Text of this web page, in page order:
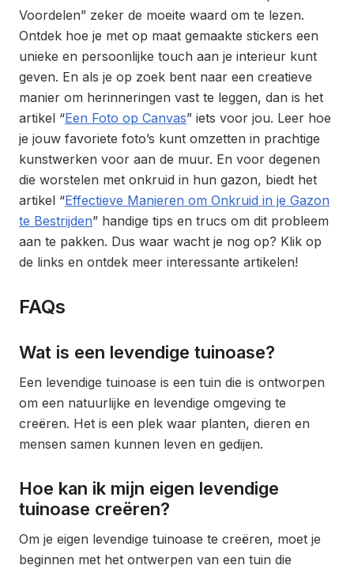
Voordelen” zeker de moeite waard om te lezen.
Ontdek hoe je met op maat gemaakte stickers een
unieke en persoonlijke touch aan je interieur kunt
geven. En als je op zoek bent naar een creatieve
manier om herinneringen vast te leggen, dan is het
artikel “Een Foto op Canvas” iets voor jou. Leer hoe
je jouw favoriete foto’s kunt omzetten in prachtige
kunstwerken voor aan de muur. En voor degenen
die worstelen met onkruid in hun gazon, biedt het
artikel “Effectieve Manieren om Onkruid in je Gazon
te Bestrijden” handige tips en trucs om dit probleem
aan te pakken. Dus waar wacht je nog op? Klik op
de links en ontdek meer interessante artikelen!
FAQs
Wat is een levendige tuinoase?
Een levendige tuinoase is een tuin die is ontworpen
om een natuurlijke en levendige omgeving te
creëren. Het is een plek waar planten, dieren en
mensen samen kunnen leven en gedijen.
Hoe kan ik mijn eigen levendige
tuinoase creëren?
Om je eigen levendige tuinoase te creëren, moet je
beginnen met het ontwerpen van een tuin die